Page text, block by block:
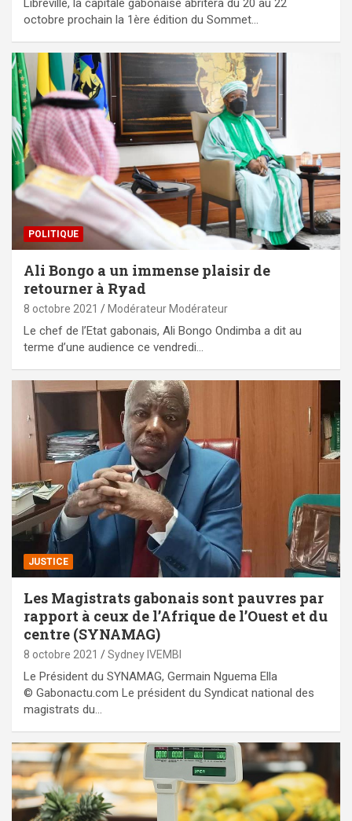
Libreville, la capitale gabonaise abritera du 20 au 22
octobre prochain la 1ère édition du Sommet…
POLITIQUE
Ali Bongo a un immense plaisir de
retourner à Ryad
8 octobre 2021 Modérateur Modérateur
Le chef de l’Etat gabonais, Ali Bongo Ondimba a dit au
terme d’une audience ce vendredi…
JUSTICE
Les Magistrats gabonais sont pauvres par
rapport à ceux de l’Afrique de l’Ouest et du
centre (SYNAMAG)
8 octobre 2021 Sydney IVEMBI
Le Président du SYNAMAG, Germain Nguema Ella
© Gabonactu.com Le président du Syndicat national des
magistrats du…